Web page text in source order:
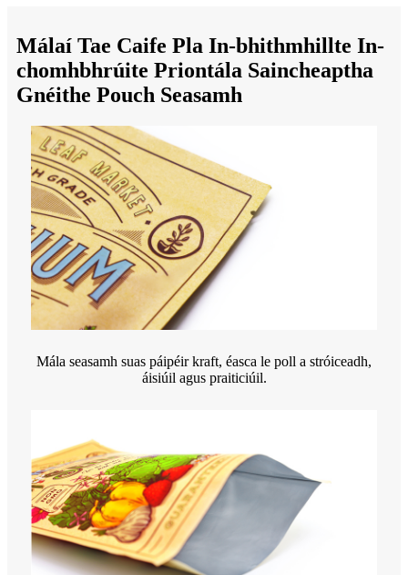
Málaí Tae Caife Pla In-bhithmhillte In-
chomhbhrúite Priontála Saincheaptha
Gnéithe Pouch Seasamh
Mála seasamh suas páipéir kraft, éasca le poll a stróiceadh,
áisiúil agus praiticiúil.